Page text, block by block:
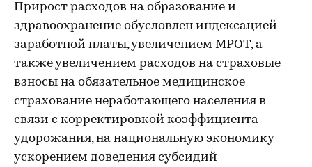
Прирост расходов на образование и
здравоохранение обусловлен индексацией
заработной платы, увеличением МРОТ, а
также увеличением расходов на страховые
взносы на обязательное медицинское
страхование неработающего населения в
связи с корректировкой коэффициента
удорожания, на национальную экономику –
ускорением доведения субсидий